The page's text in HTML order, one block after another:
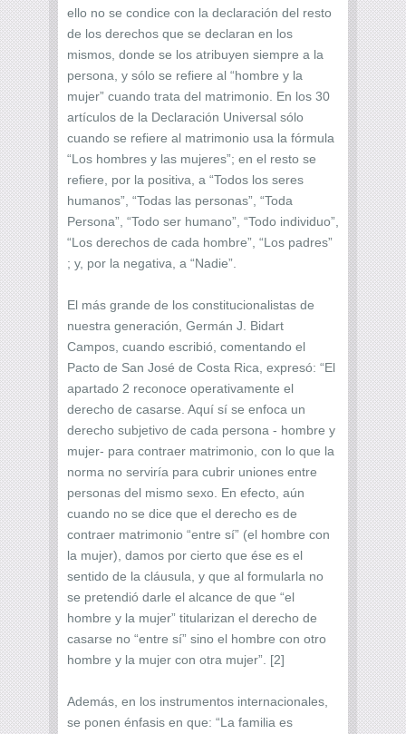
ello no se condice con la declaración del resto
de los derechos que se declaran en los
mismos, donde se los atribuyen siempre a la
persona, y sólo se refiere al “hombre y la
mujer” cuando trata del matrimonio. En los 30
artículos de la Declaración Universal sólo
cuando se refiere al matrimonio usa la fórmula
“Los hombres y las mujeres”; en el resto se
refiere, por la positiva, a “Todos los seres
humanos”, “Todas las personas”, “Toda
Persona”, “Todo ser humano”, “Todo individuo”,
“Los derechos de cada hombre”, “Los padres”
; y, por la negativa, a “Nadie”.
El más grande de los constitucionalistas de
nuestra generación, Germán J. Bidart
Campos, cuando escribió, comentando el
Pacto de San José de Costa Rica, expresó: “El
apartado 2 reconoce operativamente el
derecho de casarse. Aquí sí se enfoca un
derecho subjetivo de cada persona - hombre y
mujer- para contraer matrimonio, con lo que la
norma no serviría para cubrir uniones entre
personas del mismo sexo. En efecto, aún
cuando no se dice que el derecho es de
contraer matrimonio “entre sí” (el hombre con
la mujer), damos por cierto que ése es el
sentido de la cláusula, y que al formularla no
se pretendió darle el alcance de que “el
hombre y la mujer” titularizan el derecho de
casarse no “entre sí” sino el hombre con otro
hombre y la mujer con otra mujer”. [2]
Además, en los instrumentos internacionales,
se ponen énfasis en que: “La familia es